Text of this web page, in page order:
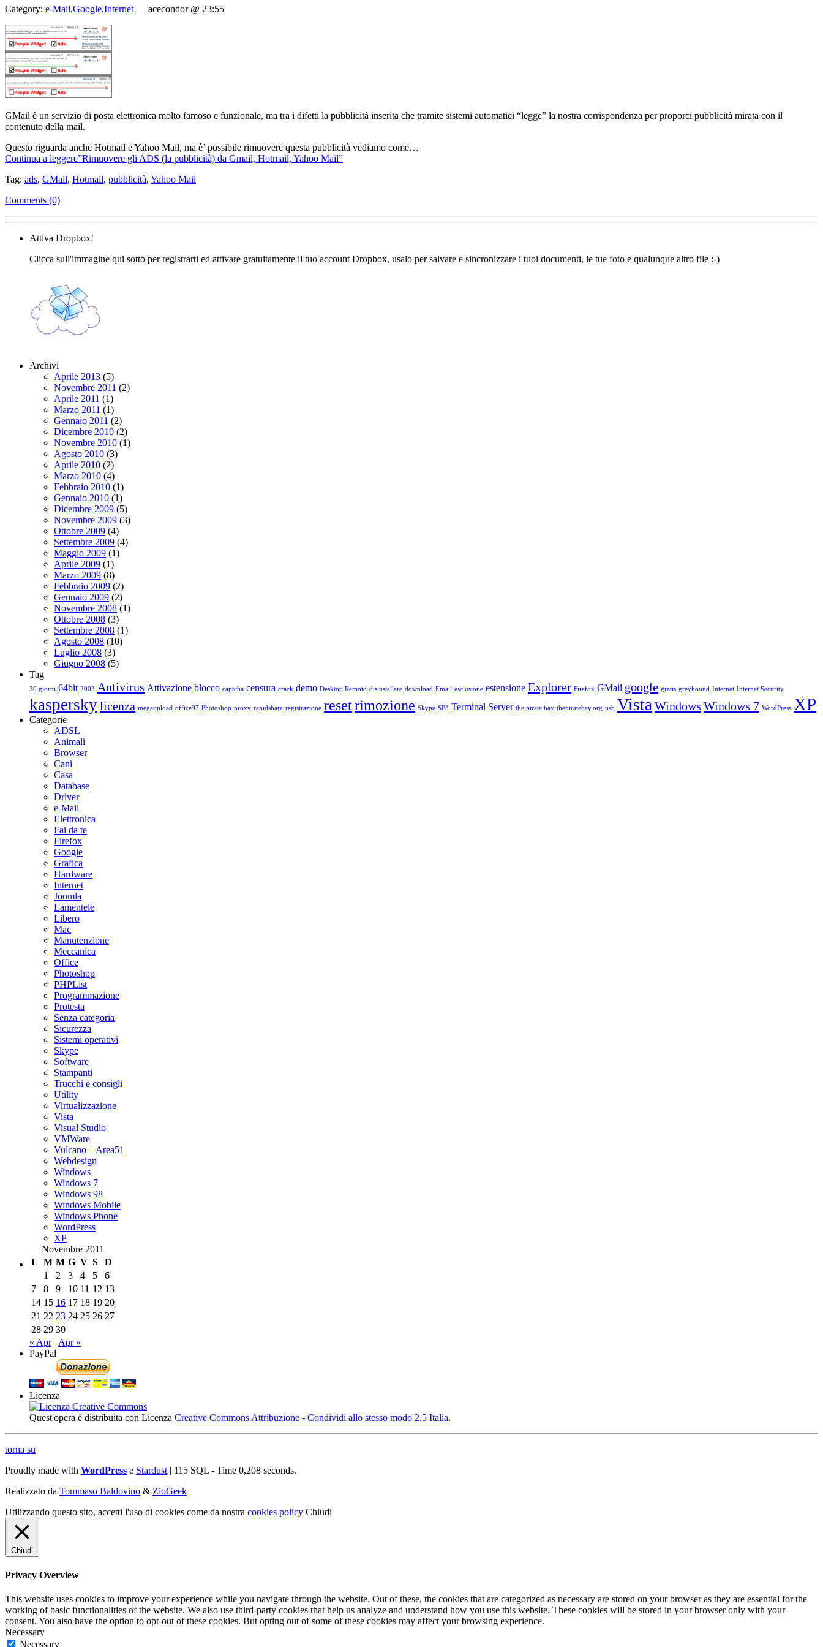
Category: e-Mail,Google,Internet — acecondor @ 23:55
GMail è un servizio di posta elettronica molto famoso e funzionale, ma tra i difetti la pubblicità inserita che tramite sistemi automatici “legge” la nostra corrispondenza per proporci pubblicità mirata con il
contenuto della mail.
Questo riguarda anche Hotmail e Yahoo Mail, ma è’ possibile rimuovere questa pubblicità vediamo come…
Continua a leggere”Rimuovere gli ADS (la pubblicità) da Gmail, Hotmail, Yahoo Mail”
Tag: ads, GMail, Hotmail, pubblicità, Yahoo Mail
Comments (0)
Attiva Dropbox!
Clicca sull'immagine qui sotto per registrarti ed attivare gratuitamente il tuo account Dropbox, usalo per salvare e sincronizzare i tuoi documenti, le tue foto e qualunque altro file :-)
Archivi
Aprile 2013 (5)
Novembre 2011 (2)
Aprile 2011 (1)
Marzo 2011 (1)
Gennaio 2011 (2)
Dicembre 2010 (2)
Novembre 2010 (1)
Agosto 2010 (3)
Aprile 2010 (2)
Marzo 2010 (4)
Febbraio 2010 (1)
Gennaio 2010 (1)
Dicembre 2009 (5)
Novembre 2009 (3)
Ottobre 2009 (4)
Settembre 2009 (4)
Maggio 2009 (1)
Aprile 2009 (1)
Marzo 2009 (8)
Febbraio 2009 (2)
Gennaio 2009 (2)
Novembre 2008 (1)
Ottobre 2008 (3)
Settembre 2008 (1)
Agosto 2008 (10)
Luglio 2008 (3)
Giugno 2008 (5)
Tag
30 giorni 64bit 2003 Antivirus Attivazione blocco captcha censura crack demo Desktop Remoto disinstallare download Email esclusione estensione Explorer Firefox GMail google gratis greyhound Internet Internet Security
kasperskylicenza megaupload office97 Photoshop proxy rapidshare registrazione resetrimozione Skype SP3 Terminal Server the pirate bay thepiratebay.org usb Vista Windows Windows 7 WordPress XP
Categorie
ADSL
Animali
Browser
Cani
Casa
Database
Driver
e-Mail
Elettronica
Fai da te
Firefox
Google
Grafica
Hardware
Internet
Joomla
Lamentele
Libero
Mac
Manutenzione
Meccanica
Office
Photoshop
PHPList
Programmazione
Protesta
Senza categoria
Sicurezza
Sistemi operativi
Skype
Software
Stampanti
Trucchi e consigli
Utility
Virtualizzazione
Vista
Visual Studio
VMWare
Vulcano – Area51
Webdesign
Windows
Windows 7
Windows 98
Windows Mobile
Windows Phone
WordPress
XP
Novembre 2011
L M M G V S
D
1
2 3 4 5
6
7
8 9 10 11 12 13
14 15 16 17 18 19 20
21 22 23 24 25 26 27
28 29 30
« Apr
Apr »
PayPal
Licenza
Quest'opera è distribuita con Licenza Creative Commons Attribuzione - Condividi allo stesso modo 2.5 Italia.
torna su
Proudly made with WordPress e Stardust | 115 SQL - Time 0,208 seconds.
Realizzato da Tommaso Baldovino & ZioGeek
Utilizzando questo sito, accetti l'uso di cookies come da nostra cookies policy Chiudi
Chiudi
Privacy Overview
This website uses cookies to improve your experience while you navigate through the website. Out of these, the cookies that are categorized as necessary are stored on your browser as they are essential for the
working of basic functionalities of the website. We also use third-party cookies that help us analyze and understand how you use this website. These cookies will be stored in your browser only with your
consent. You also have the option to opt-out of these cookies. But opting out of some of these cookies may affect your browsing experience.
Necessary
Necessary